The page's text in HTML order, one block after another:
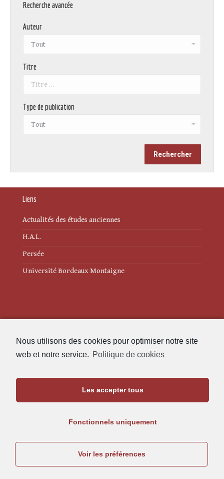
Nous utilisons des cookies pour optimiser notre site
web et notre service. Politique de cookies
Les accepter tous
Fonctionnels uniquement
Voir les préférences
Recherche avancée
Auteur
Titre
Type de publication
Liens
Actualités des études anciennes
H.A.L.
Persée
Université Bordeaux Montaigne
Politique de cookies (UE)
Maison de l'Archéologie
05.57.12.45.63
rea@u-bordeaux-montaigne.fr